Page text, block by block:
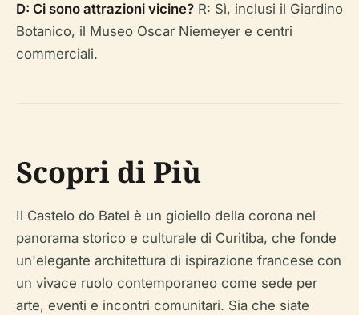
D: Ci sono attrazioni vicine? R: Sì, inclusi il Giardino
Botanico, il Museo Oscar Niemeyer e centri
commerciali.
Scopri di Più
Il Castelo do Batel è un gioiello della corona nel
panorama storico e culturale di Curitiba, che fonde
un'elegante architettura di ispirazione francese con
un vivace ruolo contemporaneo come sede per
arte, eventi e incontri comunitari. Sia che siate